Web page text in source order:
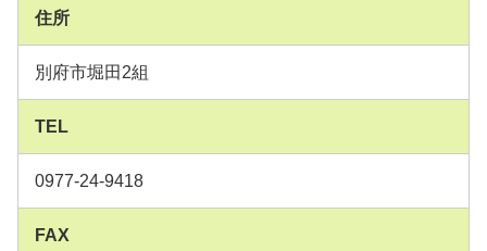
住所
別府市堀田2組
TEL
0977-24-9418
FAX